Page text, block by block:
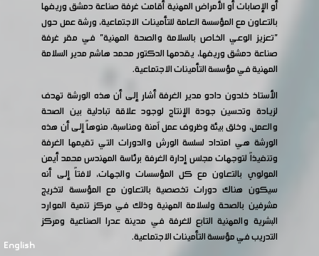
English
أو الإصابات أو الأمراض المهنية أقامت غرفة صناعة دمشق وريفها
بالتعاون مع المؤسسة العامة للتأمينات الاجتماعية، ورشة عمل حول
"تعزيز الوعي الخاص بالسلامة والصحة المهنية" في مقر غرفة
صناعة دمشق وريفها، يقدمها الدكتور محمد هاشم مدير السلامة
المهنية في مؤسسة التأمينات الاجتماعية.
الأستاذ خلدون دادو مدير الغرفة أشار إلى أن هذه الورشة تهدف
لزيادة وتحسين جودة الإنتاج لوجود علاقة تبادلية بين الصحة
والعمل، وخلق بيئة وظروف عمل آمنة ومناسبة، منوهاً إلى أن هذه
الورشة هي امتداد لسلسة الورش والدورات التي تقيمها الغرفة
وتنفيذاً لتوجهات مجلس إدارة الغرفة برئاسة المهندس محمد أيمن
المولوي بالتعاون مع كل المؤسسات والجهات، لافتاً إلى أنه
سيكون هناك دورات تخصصية بالتعاون مع المؤسسة لتخريج
مشرفين بالصحة ولسلامة المهنية وذلك في مركز تنمية الموارد
البشرية والمهنية التابع للغرفة في مدينة عدرا الصناعية ومركز
التدريب في مؤسسة التأمينات الاجتماعية.